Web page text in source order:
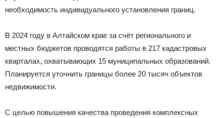
необходимость индивидуального установления границ.
В 2024 году в Алтайском крае за счёт регионального и
местных бюджетов проводятся работы в 217 кадастровых
кварталах, охватывающих 15 муниципальных образований.
Планируется уточнить границы более 20 тысяч объектов
недвижимости.
С целью повышения качества проведения комплексных